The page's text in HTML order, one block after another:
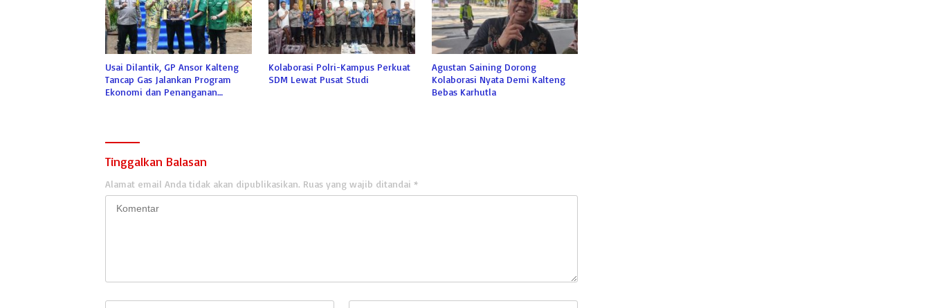
Usai Dilantik, GP Ansor Kalteng
Tancap Gas Jalankan Program
Ekonomi dan Penanganan
Kolaborasi Polri-Kampus Perkuat
SDM Lewat Pusat Studi
Agustan Saining Dorong
Kolaborasi Nyata Demi Kalteng
Bebas Karhutla
Tinggalkan Balasan
Alamat email Anda tidak akan dipublikasikan. Ruas yang wajib ditandai *